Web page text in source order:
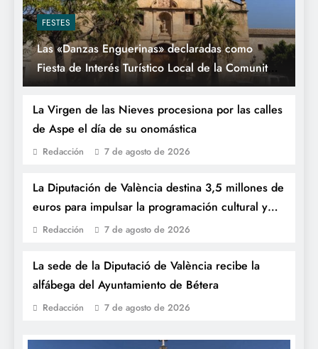
FESTES
Las «Danzas Enguerinas» declaradas como
Fiesta de Interés Turístico Local de la Comunitat
Valenciana
La Virgen de las Nieves procesiona por las calles
de Aspe el día de su onomástica
Redacción 7 de agosto de 2026
La Diputación de València destina 3,5 millones de
euros para impulsar la programación cultural y
fiestas populares en la provincia
Redacción 7 de agosto de 2026
La sede de la Diputació de València recibe la
alfábega del Ayuntamiento de Bétera
Redacción 7 de agosto de 2026